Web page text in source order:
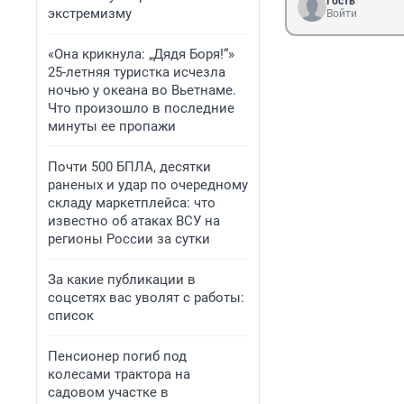
экстремизму
«Она крикнула: „Дядя Боря!“»
25-летняя туристка исчезла
ночью у океана во Вьетнаме.
Что произошло в последние
минуты ее пропажи
Почти 500 БПЛА, десятки
раненых и удар по очередному
складу маркетплейса: что
известно об атаках ВСУ на
регионы России за сутки
За какие публикации в
соцсетях вас уволят с работы:
список
Пенсионер погиб под
колесами трактора на
садовом участке в
Войти